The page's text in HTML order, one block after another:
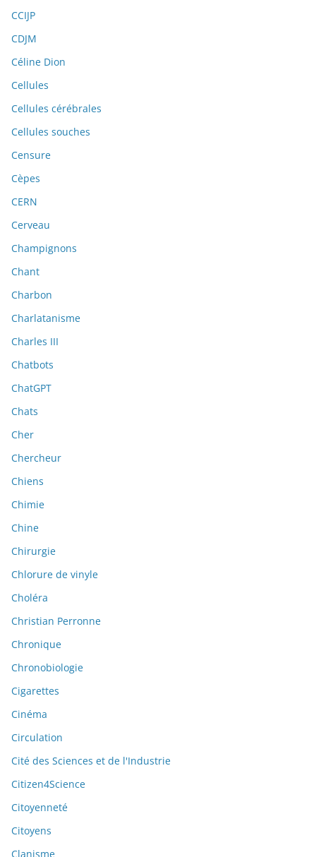
CCIJP
CDJM
Céline Dion
Cellules
Cellules cérébrales
Cellules souches
Censure
Cèpes
CERN
Cerveau
Champignons
Chant
Charbon
Charlatanisme
Charles III
Chatbots
ChatGPT
Chats
Cher
Chercheur
Chiens
Chimie
Chine
Chirurgie
Chlorure de vinyle
Choléra
Christian Perronne
Chronique
Chronobiologie
Cigarettes
Cinéma
Circulation
Cité des Sciences et de l'Industrie
Citizen4Science
Citoyenneté
Citoyens
Clanisme